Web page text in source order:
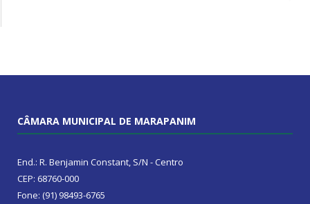
CÂMARA MUNICIPAL DE MARAPANIM
End.: R. Benjamin Constant, S/N - Centro
CEP: 68760-000
Fone: (91) 98493-6765